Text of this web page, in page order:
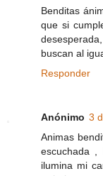
Benditas
que si
buscan al
Responder
Anónimo 3
Animas
escuchada ,
ilumina mi